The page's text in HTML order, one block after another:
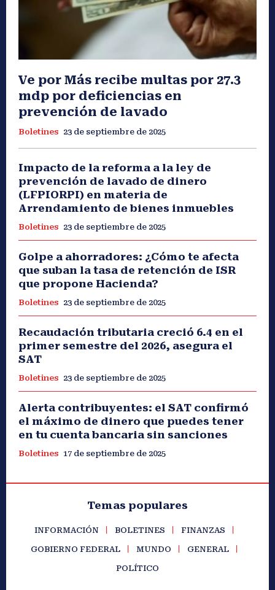
Ve por Más recibe multas por 27.3
mdp por deficiencias en
prevención de lavado
Boletines 23 de septiembre de 2025
Impacto de la reforma a la ley de
prevención de lavado de dinero
(LFPIORPI) en materia de
Arrendamiento de bienes inmuebles
Boletines 23 de septiembre de 2025
Golpe a ahorradores: ¿Cómo te afecta
que suban la tasa de retención de ISR
que propone Hacienda?
Boletines 23 de septiembre de 2025
Recaudación tributaria creció 6.4 en el
primer semestre del 2026, asegura el
SAT
Boletines 23 de septiembre de 2025
Alerta contribuyentes: el SAT confirmó
el máximo de dinero que puedes tener
en tu cuenta bancaria sin sanciones
Boletines 17 de septiembre de 2025
Temas populares
INFORMACIÓN BOLETINES FINANZAS
GOBIERNO FEDERAL MUNDO GENERAL
POLÍTICO